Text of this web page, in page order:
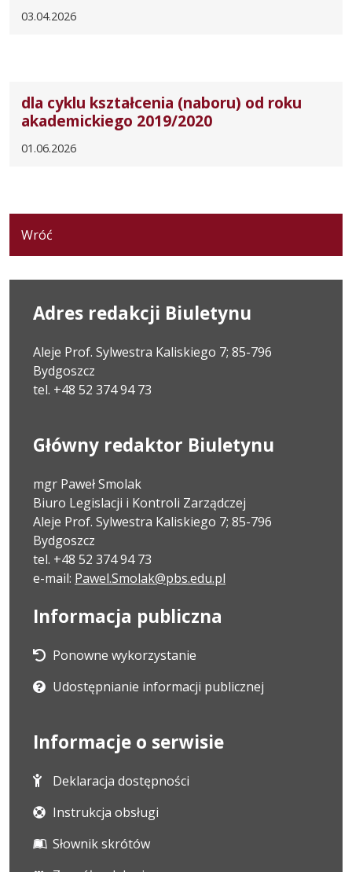
03.04.2026
dla cyklu kształcenia (naboru) od roku
akademickiego 2019/2020
01.06.2026
Wróć
Adres redakcji Biuletynu
Aleje Prof. Sylwestra Kaliskiego 7; 85-796
Bydgoszcz
tel. +48 52 374 94 73
Główny redaktor Biuletynu
mgr Paweł Smolak
Biuro Legislacji i Kontroli Zarządczej
Aleje Prof. Sylwestra Kaliskiego 7; 85-796
Bydgoszcz
tel. +48 52 374 94 73
e-mail: Pawel.Smolak@pbs.edu.pl
Informacja publiczna
Ponowne wykorzystanie
Udostępnianie informacji publicznej
Informacje o serwisie
Deklaracja dostępności
Instrukcja obsługi
Słownik skrótów